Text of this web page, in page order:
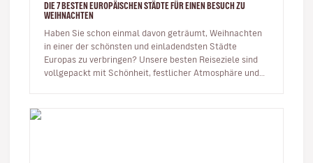
DIE 7 BESTEN EUROPÄISCHEN STÄDTE FÜR EINEN BESUCH ZU
WEIHNACHTEN
Haben Sie schon einmal davon geträumt, Weihnachten
in einer der schönsten und einladendsten Städte
Europas zu verbringen? Unsere besten Reiseziele sind
vollgepackt mit Schönheit, festlicher Atmosphäre und